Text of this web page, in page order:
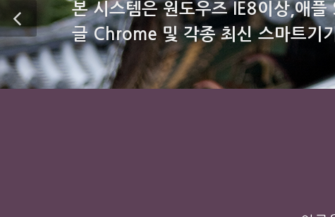
본 시스템은 원도우즈 IE8이상,애
글 Chrome 및 각종 최신 스마트기